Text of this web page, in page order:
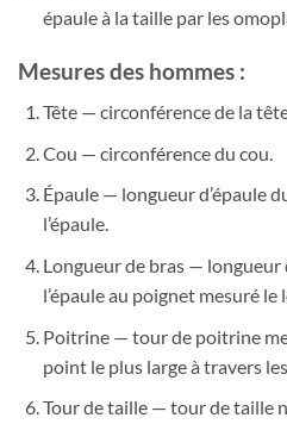
épaule à la taille par les
Mesures des hommes :
Tête — circonférence de la
Cou — circonférence du cou.
Épaule — longueur d’épaule
l’épaule.
Longueur de bras —
l’épaule au poignet mesuré
Poitrine — tour de poitrine
point le plus large à travers
Tour de taille — tour de taille